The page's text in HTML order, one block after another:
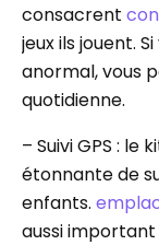
consacrent
jeux ils jouent.
anormal, vous
quotidienne.
– Suivi GPS :
étonnante de
enfants.
aussi